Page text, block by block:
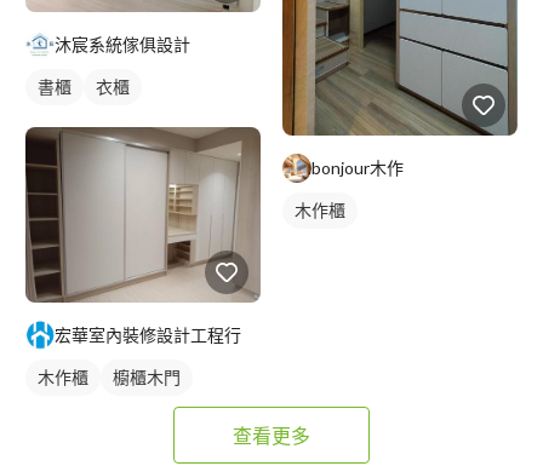
沐宸系統傢俱設計
書櫃 衣櫃
宏華室內裝修設計工程行
木作櫃 櫥櫃木門
bonjour木作
木作櫃
查看更多